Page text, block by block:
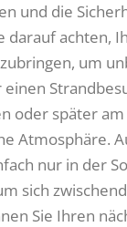
und die
darauf achten,
um
oder später
Atmosphäre.
nur in der
sich
Sie Ihren